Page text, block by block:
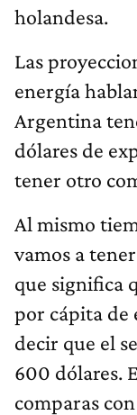
holandesa.
Las
energía
Argentina
dólares de
tener otro
Al mismo
vamos a
que significa
por cápita de
decir que el
600 dólares.
comparas